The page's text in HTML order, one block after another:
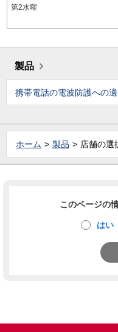
第2水曜
製品
携帯電話の電波防護への
ホーム 製品 店舗の選
このページの
はい